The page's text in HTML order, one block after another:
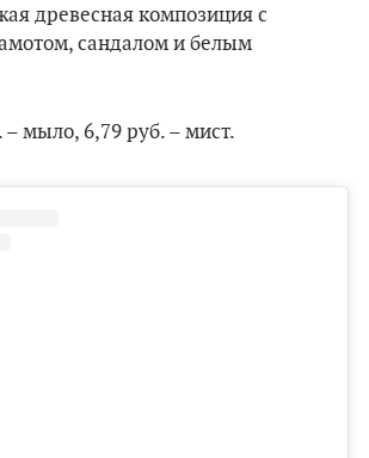
древесная композиция с
сандалом и белым
– мыло, 6,79 руб. – мист.